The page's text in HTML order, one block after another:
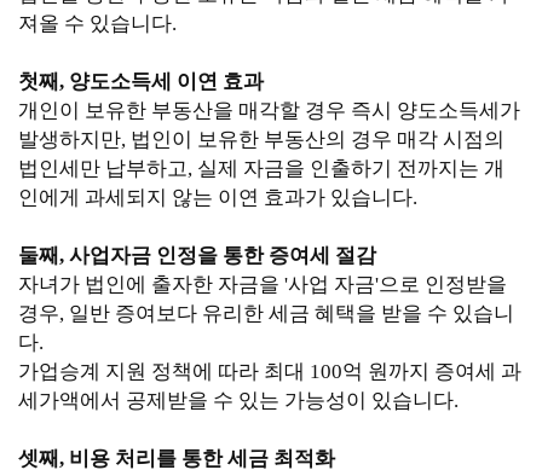
져올 수 있습니다.
첫째, 양도소득세 이연 효과
개인이 보유한 부동산을 매각할 경우 즉시 양도소득세가
발생하지만, 법인이 보유한 부동산의 경우 매각 시점의
법인세만 납부하고, 실제 자금을 인출하기 전까지는 개
인에게 과세되지 않는 이연 효과가 있습니다.
둘째, 사업자금 인정을 통한 증여세 절감
자녀가 법인에 출자한 자금을 '사업 자금'으로 인정받을
경우, 일반 증여보다 유리한 세금 혜택을 받을 수 있습니
다.
가업승계 지원 정책에 따라 최대 100억 원까지 증여세 과
세가액에서 공제받을 수 있는 가능성이 있습니다.
셋째, 비용 처리를 통한 세금 최적화